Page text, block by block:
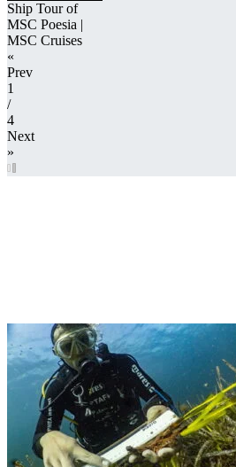
Ship Tour of
MSC Poe­sia |
MSC Crui­ses
«
Prev
1
/​
4
Next
»